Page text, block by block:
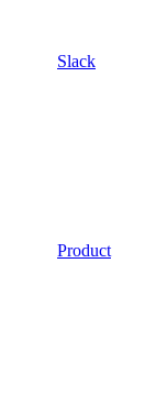
Slack
Product